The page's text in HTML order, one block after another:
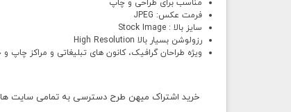
مناسب برای طراحی و چاپ
فرمت عکس: JPEG
سایز بالا : Stock Image
رزولوشن بسیار بالا High Resolution
ویژه طراحان گرافیک، کانون های تبلیغاتی و مراکز چاپ و
خرید اشتراک میهن طرح دسترسی به تمامی سایت